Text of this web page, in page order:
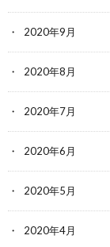
2020年9月
2020年8月
2020年7月
2020年6月
2020年5月
2020年4月